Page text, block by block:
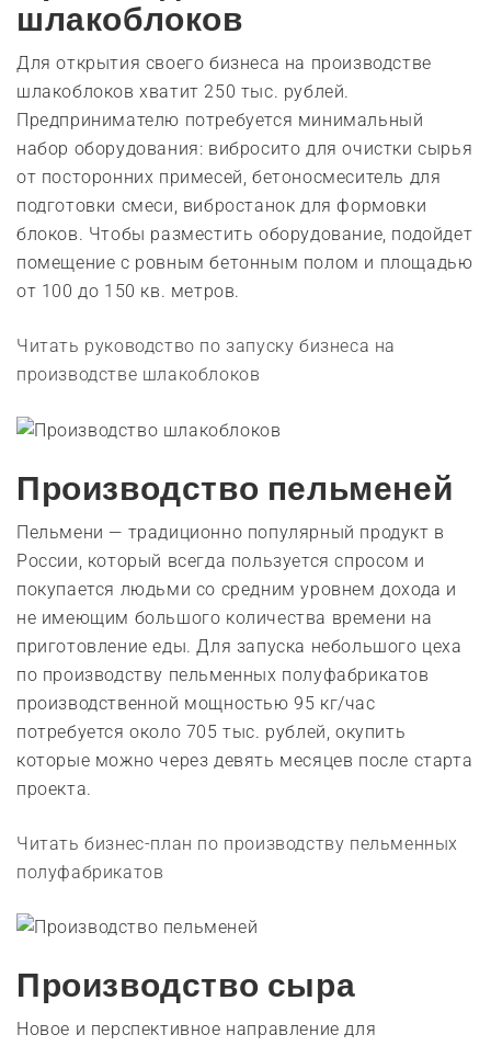
шлакоблоков
Для открытия своего бизнеса на производстве
шлакоблоков хватит 250 тыс. рублей.
Предпринимателю потребуется минимальный
набор оборудования: вибросито для очистки сырья
от посторонних примесей, бетоносмеситель для
подготовки смеси, вибростанок для формовки
блоков. Чтобы разместить оборудование, подойдет
помещение с ровным бетонным полом и площадью
от 100 до 150 кв. метров.
Читать руководство по запуску бизнеса на
производстве шлакоблоков
Производство пельменей
Пельмени — традиционно популярный продукт в
России, который всегда пользуется спросом и
покупается людьми со средним уровнем дохода и
не имеющим большого количества времени на
приготовление еды. Для запуска небольшого цеха
по производству пельменных полуфабрикатов
производственной мощностью 95 кг/час
потребуется около 705 тыс. рублей, окупить
которые можно через девять месяцев после старта
проекта.
Читать бизнес-план по производству пельменных
полуфабрикатов
Производство сыра
Новое и перспективное направление для